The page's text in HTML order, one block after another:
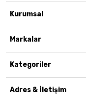
Kurumsal
Markalar
Kategoriler
Adres & İletişim